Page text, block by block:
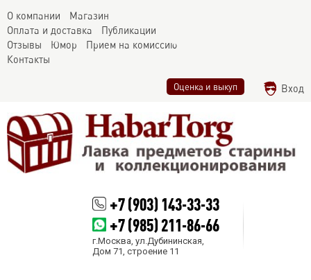
О компании
Магазин
Оплата и доставка
Публикации
Отзывы
Юмор
Прием на комиссию
Контакты
Оценка и выкуп Вход
+7 (903) 143-33-33
+7 (985) 211-86-66
г.Москва, ул.Дубининская,
Дом 71, строение 11